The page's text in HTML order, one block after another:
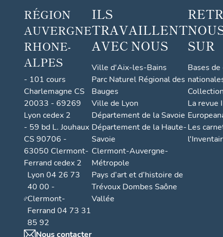
RÉGION
AUVERGNE
RHONE-
ALPES
- 101 cours
Charlemagne CS
20033 - 69269
Lyon cedex 2
- 59 bd L. Jouhaux
CS 90706 -
63050 Clermont-
Ferrand cedex 2
Lyon 04 26 73
40 00 -
Clermont-
Ferrand 04 73 31
85 92
Nous contacter
ILS
TRAVAILLENT
AVEC NOUS
Ville d'Aix-les-Bains
Parc Naturel Régional des
Bauges
Ville de Lyon
Département de la Savoie
Département de la Haute-
Savoie
Clermont-Auvergne-
Métropole
Pays d’art et d’histoire de
Trévoux Dombes Saône
Vallée
SUR
Bases
La revue
Les